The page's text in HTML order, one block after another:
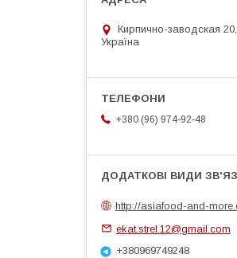
Кирпично-заводская
Україна
+380 (96) 974-92-48
http://asiafood-and-
ekat.strel.12@gmail.com
+380969749248